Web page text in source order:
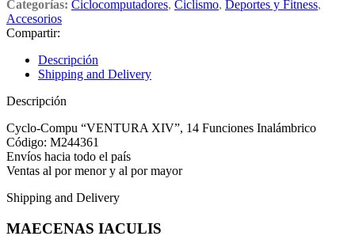
Categorías: Ciclocomputadores, Ciclismo, Deportes y Fitness,
Accesorios
Compartir:
Descripción
Shipping and Delivery
Descripción
Cyclo-Compu “VENTURA XIV”, 14 Funciones Inalámbrico
Código: M244361
Envíos hacia todo el país
Ventas al por menor y al por mayor
Shipping and Delivery
MAECENAS IACULIS